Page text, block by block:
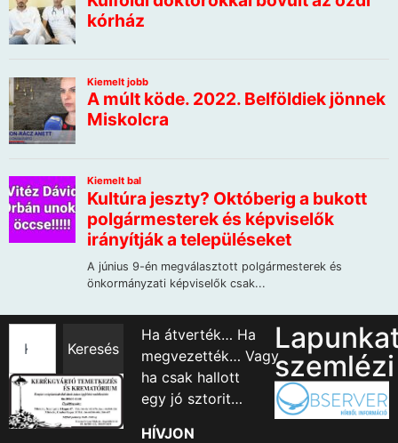
Keresés
Ha átverték… Ha
megvezették… Vagy
ha csak hallott
egy jó sztorit…
HÍVJON
szemlézi